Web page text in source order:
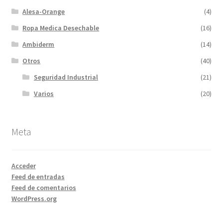
Alesa-Orange
(4)
Ropa Medica Desechable
(16)
Ambiderm
(14)
Otros
(40)
Seguridad Industrial
(21)
Varios
(20)
Meta
Acceder
Feed de entradas
Feed de comentarios
WordPress.org